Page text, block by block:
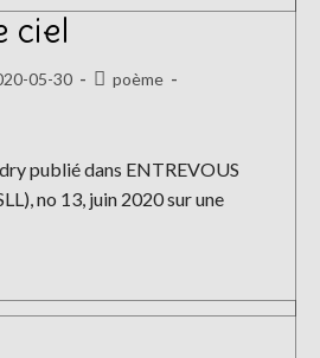
ciel
05-30
Postpoème
publié dans ENTREVOUS
no 13, juin 2020 sur une